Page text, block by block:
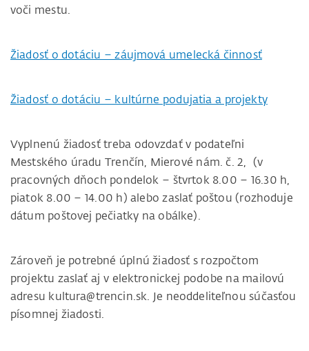
voči mestu.
Žiadosť o dotáciu – záujmová umelecká činnosť
Žiadosť o dotáciu – kultúrne podujatia a projekty
Vyplnenú žiadosť treba odovzdať v podateľni
Mestského úradu Trenčín, Mierové nám. č. 2, (v
pracovných dňoch pondelok – štvrtok 8.00 – 16.30 h,
piatok 8.00 – 14.00 h) alebo zaslať poštou (rozhoduje
dátum poštovej pečiatky na obálke).
Zároveň je potrebné úplnú žiadosť s rozpočtom
projektu zaslať aj v elektronickej podobe na mailovú
adresu kultura@trencin.sk. Je neoddeliteľnou súčasťou
písomnej žiadosti.